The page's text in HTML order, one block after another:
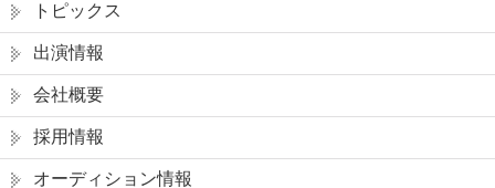
トピックス
出演情報
会社概要
採用情報
オーディション情報